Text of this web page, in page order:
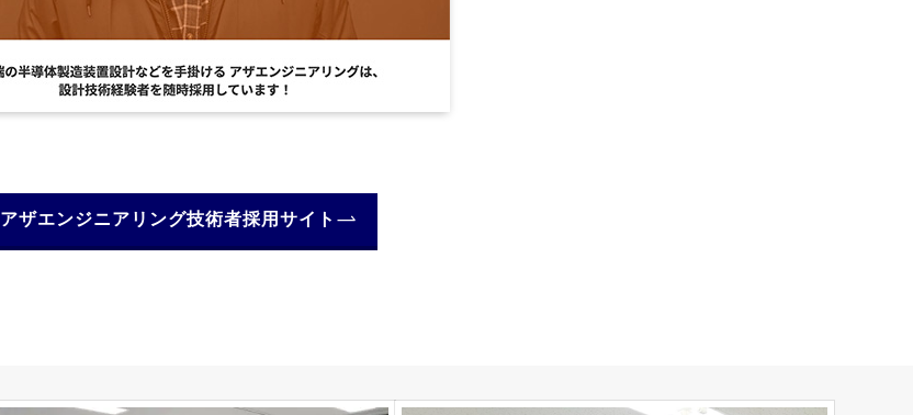
アザエンジニアリング技術者採用サイト